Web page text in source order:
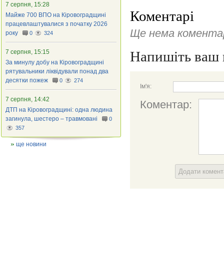
Коментарі
Ще нема
Напишіть ваш
Ім'я:
Коментар:
Додати
7 серпня, 15:28
Майже 700 ВПО на Кіровоградщині
працевлаштувалися з початку 2026
року
0 324
7 серпня, 15:15
За минулу добу на Кіровоградщині
рятувальники ліквідували понад два
десятки пожеж
0 274
7 серпня, 14:42
ДТП на Кіровоградщині: одна людина
загинула, шестеро – травмовані
0
357
ще новини